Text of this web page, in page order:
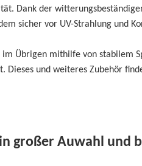
Dank der
sicher vor UV-Strahlung und
Übrigen mithilfe von stabilem
Dieses und weiteres Zubehör
großer Auwahl und